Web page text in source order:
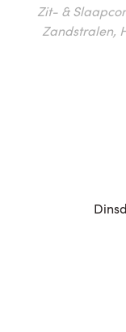
Zit- &
Zandstralen,